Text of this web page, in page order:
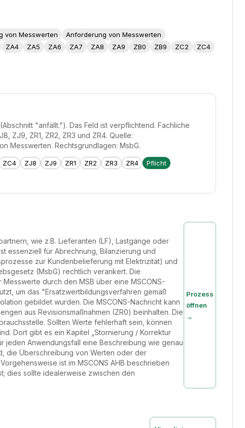
von Messwerten
Anforderung von Messwerten
ZA4 ZA5 ZA6 ZA7 ZA8 ZA9 ZB0 ZB9 ZC2
ZC4
"anfällt."). Das Feld ist verpflichtend. Fachliche
ZJ9, ZR1, ZR2, ZR3 und ZR4. Quelle:
Messwerten. Rechtsgrundlagen: MsbG.
ZC4 ZJ8 ZJ9 ZR1 ZR2 ZR3 ZR4 Pflicht
wie z.B. Lieferanten (LF), Lastgänge oder
essenziell für Abrechnung, Bilanzierung und
zur Kundenbelieferung mit Elektrizität) und
(MsbG) rechtlich verankert. Die
durch den MSB über eine MSCONS-
um das "Ersatzwertbildungsverfahren gemäß
gebildet wurden. Die MSCONS-Nachricht kann
aus Revisionsmaßnahmen (ZR0) beinhalten. Die
Sollten Werte fehlerhaft sein, können
Dort gibt es ein Kapitel „Stornierung / Korrektur
jeden Anwendungsfall eine Beschreibung wie genau
die Überschreibung von Werten oder der
ist im MSCONS AHB beschrieben
dies sollte idealerweise zwischen den
Prozess
öffnen
→